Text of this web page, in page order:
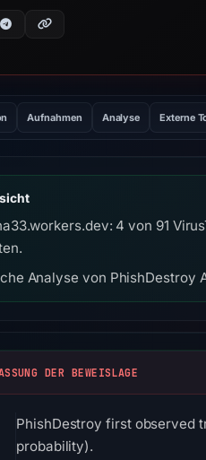
Aufnahmen Analyse Externe
4 von 91
Analyse von PhishDestroy
DER BEWEISLAGE
PhishDestroy first observed
probability).